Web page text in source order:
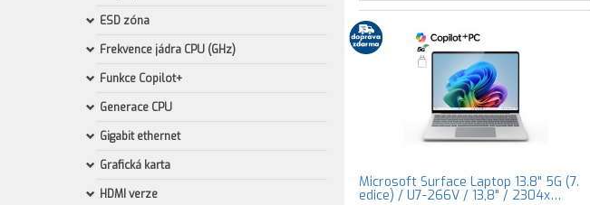
ESD zóna
Frekvence jádra CPU (GHz)
Funkce Copilot+
Generace CPU
Gigabit ethernet
Grafická karta
HDMI verze
Microsoft Surface Laptop 13.8" 5G (7.
edice) / U7-266V / 13,8" / 2304x…